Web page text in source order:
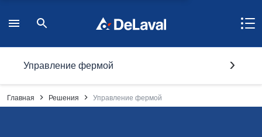
Управление фермой
Главная Решения Управление фермой